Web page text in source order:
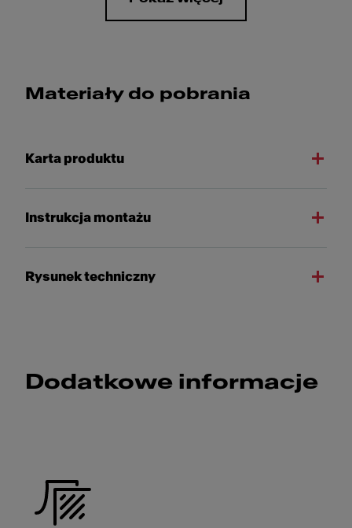
Materiały do pobrania
Karta produktu
Instrukcja montażu
Rysunek techniczny
Dodatkowe informacje